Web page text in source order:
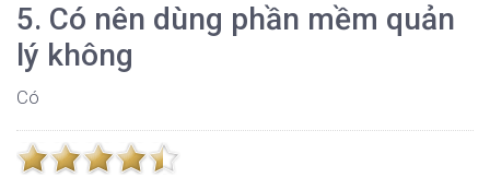
5. Có nên dùng phần mềm quản
lý không
Có